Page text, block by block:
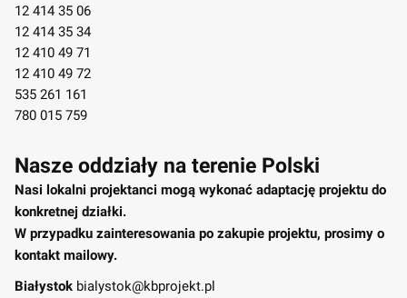
12 414 35 06
12 414 35 34
12 410 49 71
12 410 49 72
535 261 161
780 015 759
Nasze oddziały na terenie Polski
Nasi lokalni projektanci mogą wykonać adaptację projektu do
konkretnej działki.
W przypadku zainteresowania po zakupie projektu, prosimy o
kontakt mailowy.
Białystok bialystok@kbprojekt.pl